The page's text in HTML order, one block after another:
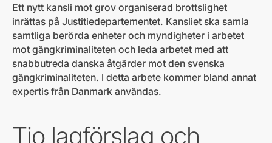
Ett nytt kansli mot grov organiserad brottslighet
inrättas på Justitiedepartementet​. Kansliet ska samla
samtliga berörda enheter och myndigheter i arbetet
mot gängkriminaliteten och leda arbetet med att
snabbutreda danska åtgärder mot den svenska
gängkriminaliteten. I detta arbete kommer bland annat
expertis från Danmark användas.
Tio lagförslag och